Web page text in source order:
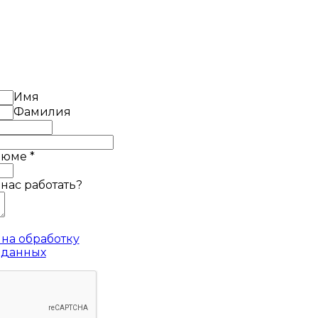
Имя
Фамилия
*
работать?
обработку